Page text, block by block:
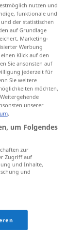
nutzen und
funktionale und
der statistischen
auf Grundlage
Marketing-
Werbung
Klick auf den
Sie ansonsten auf
jederzeit für
Sie weitere
möchten,
unserer
.
um Folgendes
zur
Zugriff auf
und Inhalte,
und